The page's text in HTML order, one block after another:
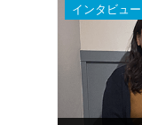
インタビュー